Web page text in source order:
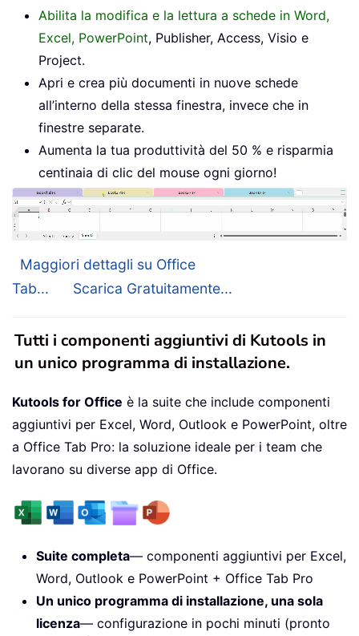
Abilita la modifica e la lettura a schede in Word,
Excel, PowerPoint, Publisher, Access, Visio e
Project.
Apri e crea più documenti in nuove schede
all’interno della stessa finestra, invece che in
finestre separate.
Aumenta la tua produttività del 50 % e risparmia
centinaia di clic del mouse ogni giorno!
Maggiori dettagli su Office
Tab...
Scarica Gratuitamente...
Tutti i componenti aggiuntivi di Kutools in
un unico programma di installazione.
Kutools for Office è la suite che include componenti
aggiuntivi per Excel, Word, Outlook e PowerPoint, oltre
a Office Tab Pro: la soluzione ideale per i team che
lavorano su diverse app di Office.
Suite completa— componenti aggiuntivi per Excel,
Word, Outlook e PowerPoint + Office Tab Pro
Un unico programma di installazione, una sola
licenza— configurazione in pochi minuti (pronto